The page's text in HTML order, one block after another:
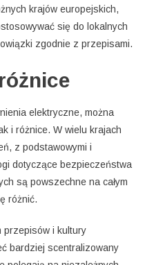
krajów europejskich,
się do lokalnych
zgodnie z przepisami.
elektryczne, można
i różnice. W wielu krajach
z podstawowymi i
dotyczące bezpieczeństwa
są powszechne na całym
różnić.
przepisów i kultury
bardziej scentralizowany